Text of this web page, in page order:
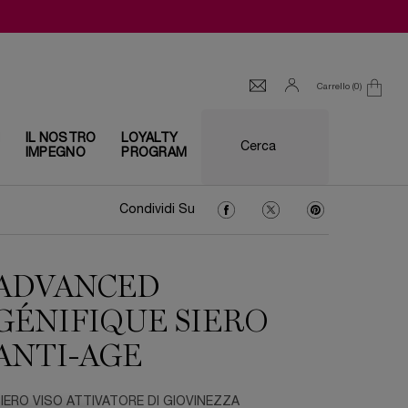
Carrello 0
0 prodotto
IL NOSTRO
IMPEGNO
LOYALTY
PROGRAM
Cerca
Condividi Su Condividi Su Facebook
Condividi Su Twitter
Condividi Su
SIERO
AGE
VISO ATTIVATORE DI GIOVINEZZA